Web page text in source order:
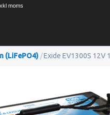
moms
(LiFePO4) /Exide EV1300S 12V